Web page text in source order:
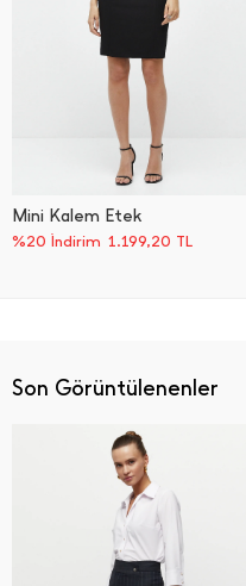
Mini Kalem Etek
%20 İndirim 1.199,20 TL
Son Görüntülenenler